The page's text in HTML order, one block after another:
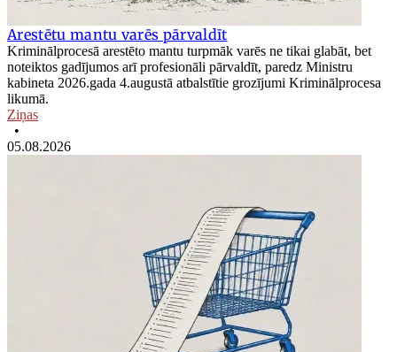
Arestētu mantu varēs pārvaldīt
Kriminālprocesā arestēto mantu turpmāk varēs ne tikai glabāt, bet
noteiktos gadījumos arī profesionāli pārvaldīt, paredz Ministru
kabineta 2026.gada 4.augustā atbalstītie grozījumi Kriminālprocesa
likumā.
Ziņas
•
05.08.2026